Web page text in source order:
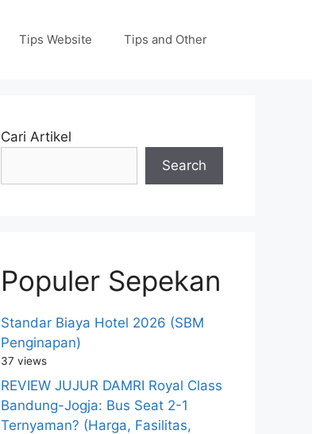
Tips Website Tips and Other
Cari Artikel
Search
Populer Sepekan
Standar Biaya Hotel 2026 (SBM
Penginapan)
37 views
REVIEW JUJUR DAMRI Royal Class
Bandung-Jogja: Bus Seat 2-1
Ternyaman? (Harga, Fasilitas,